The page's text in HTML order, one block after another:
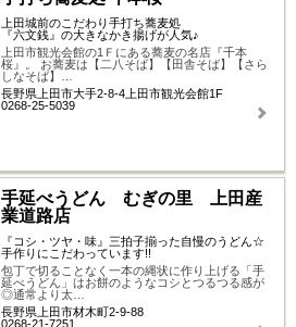
上田城前のこだわり手打ち蕎麦処
『六文銭』の大きなかき揚げが人気♪
上田市観光会館の1Ｆにある蕎麦の名店『千本
桜』。 お蕎麦は【二八そば】【田舎そば】【さら
しなそば】…
長野県上田市大手2-8-4上田市観光会館1F
0268-25-5039
手延べうどん むぎの里 上田産
業道路店
『コシ・ツヤ・味』三拍子揃った自慢のうどん☆
手作りにこだわっています!!
包丁で切ることなく一本の縄状に作り上げる「手
延べうどん」はお餅のようなコシとつるつる感が
◎通常より太…
長野県上田市材木町2-9-88
0268-21-7251